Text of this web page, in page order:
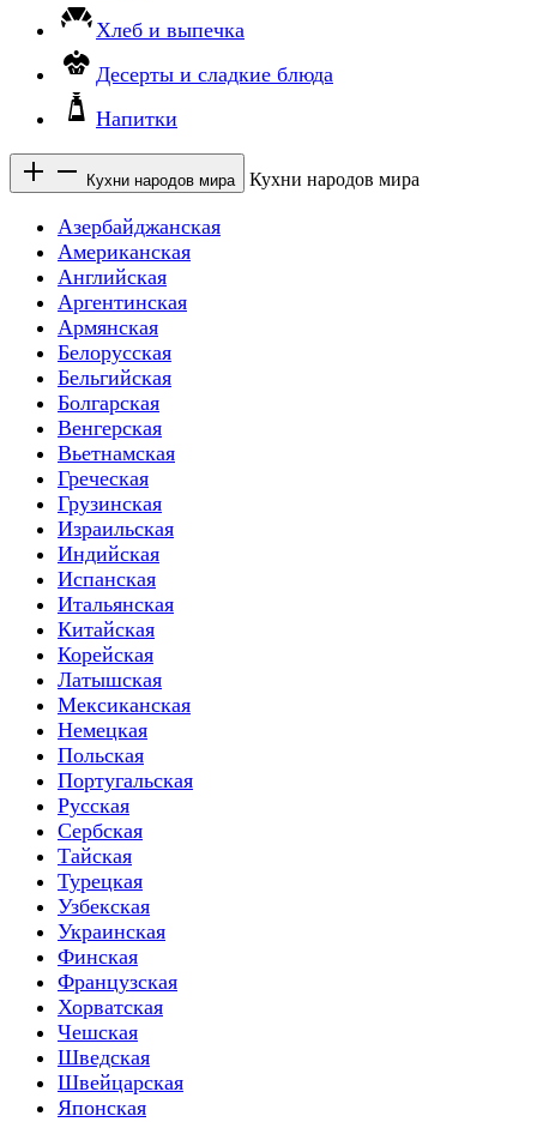
Хлеб и выпечка
Десерты и сладкие блюда
Напитки
Кухни народов мира Кухни народов мира
Азербайджанская
Американская
Английская
Аргентинская
Армянская
Белорусская
Бельгийская
Болгарская
Венгерская
Вьетнамская
Греческая
Грузинская
Израильская
Индийская
Испанская
Итальянская
Китайская
Корейская
Латышская
Мексиканская
Немецкая
Польская
Португальская
Русская
Сербская
Тайская
Турецкая
Узбекская
Украинская
Финская
Французская
Хорватская
Чешская
Шведская
Швейцарская
Японская